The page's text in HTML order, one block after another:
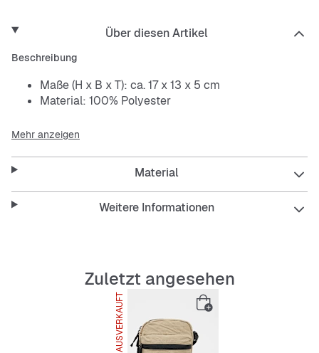
Über diesen Artikel
Beschreibung
Maße (H x B x T): ca. 17 x 13 x 5 cm
Material: 100% Polyester
Mehr anzeigen
Material
Weitere Informationen
Zuletzt angesehen
AUSVERKAUFT